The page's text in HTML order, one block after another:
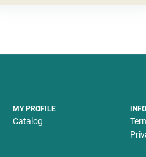
MY PROFILE
Catalog